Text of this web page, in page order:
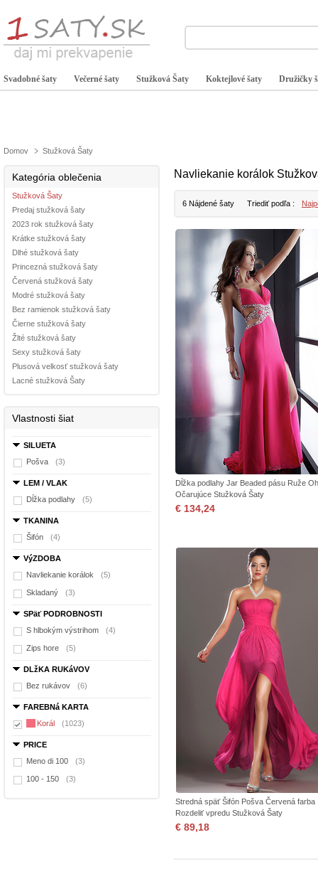
Svadobné šaty Večerné šaty Stužková Šaty Koktejlové šaty Družičky
Domov Stužková Šaty
Kategória oblečenia
Stužková Šaty
Predaj stužková šaty
2023 rok stužková šaty
Krátke stužková šaty
Dlhé stužková šaty
Princezná stužková šaty
Červená stužková šaty
Modré stužková šaty
Bez ramienok stužková šaty
Čierne stužková šaty
Žlté stužková šaty
Sexy stužková šaty
Plusová velkosť stužková šaty
Lacné stužková Šaty
Vlastnosti šiat
SILUETA
Pošva
(3)
LEM / VLAK
Dĺžka podlahy
(5)
TKANINA
Šifón
(4)
VýZDOBA
Navliekanie korálok
(5)
Skladaný (3)
SPäť PODROBNOSTI
S hlbokým výstrihom
(4)
Zips hore (5)
DLžKA RUKáVOV
Bez rukávov
(6)
FAREBNá KARTA
Korál
(1023)
PRICE
Meno di 100
(3)
100 - 150 (3)
Navliekanie korálok
6 Nájdené šaty Triediť podľa :
Dĺžka podlahy Jar Beaded pásu Ruže
Očarujúce Stužková Šaty
€ 134,24
Stredná späť Šifón Pošva Červená farba
Rozdeliť vpredu Stužková Šaty
€ 89,18